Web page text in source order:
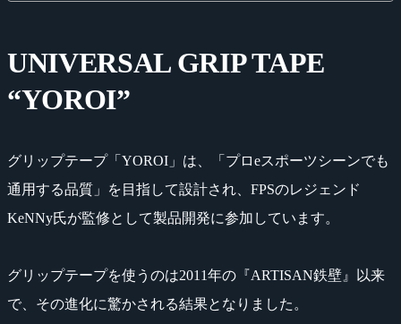
UNIVERSAL GRIP TAPE
“YOROI”
グリップテープ「YOROI」は、「プロeスポーツシーンでも
通用する品質」を目指して設計され、FPSのレジェンド
KeNNy氏が監修として製品開発に参加しています。
グリップテープを使うのは2011年の『ARTISAN鉄壁』以来
で、その進化に驚かされる結果となりました。